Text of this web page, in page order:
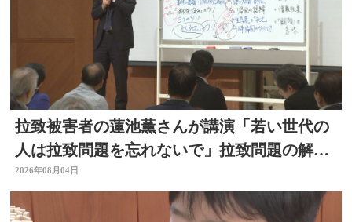
拉致被害者の蓮池薫さんが講演「若い世代の
人は拉致問題を忘れないで」拉致問題の解決
訴える
2026年08月04日